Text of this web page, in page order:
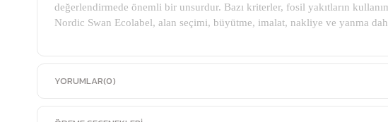
değerlendirmede önemli bir unsurdur. Bazı kriterler, fosil yakıtların
Nordic Swan Ecolabel, alan seçimi, büyütme, imalat, nakliye ve yanma
YORUMLAR(0)